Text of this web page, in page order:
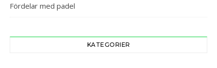
Fördelar med padel
KATEGORIER